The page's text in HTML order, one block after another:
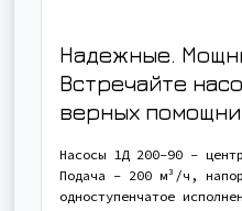
Надежные.
Встречайте
верных
Насосы 1Д 200-90 -
Подача - 200 м³/ч,
одноступенчатое